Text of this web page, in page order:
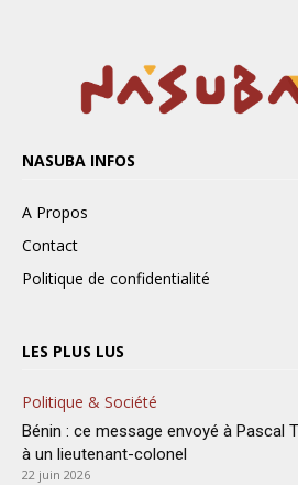
NASUBA INFOS
A Propos
Contact
Politique de confidentialité
LES PLUS LUS
Politique & Société
Bénin : ce message envoyé à Pascal
à un lieutenant-colonel
22 juin 2026